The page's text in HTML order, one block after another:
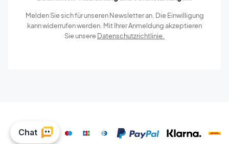
Melden Sie sich für unseren Newsletter an. Die Einwilligung
kann widerrufen werden. Mit Ihrer Anmeldung akzeptieren
Sie unsereDatenschutzrichtlinie.